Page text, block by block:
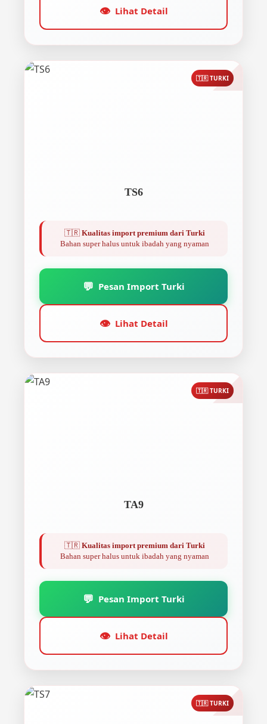
👁️ Lihat Detail
🇹🇷 TURKI
TS6
🇹🇷 Kualitas import premium dari Turki
Bahan super halus untuk ibadah yang nyaman
💬 Pesan Import Turki
👁️ Lihat Detail
🇹🇷 TURKI
TA9
🇹🇷 Kualitas import premium dari Turki
Bahan super halus untuk ibadah yang nyaman
💬 Pesan Import Turki
👁️ Lihat Detail
🇹🇷 TURKI